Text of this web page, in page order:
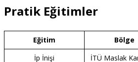
Pratik Eğitimler
Eğitim
Bölge
İp İnişi
İTÜ Maslak